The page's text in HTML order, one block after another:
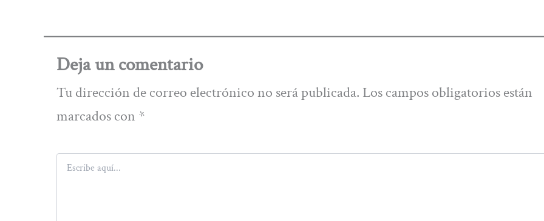
Deja un comentario
Tu dirección de correo electrónico no será publicada. Los campos obligatorios están
marcados con *
Escribe
aquí...